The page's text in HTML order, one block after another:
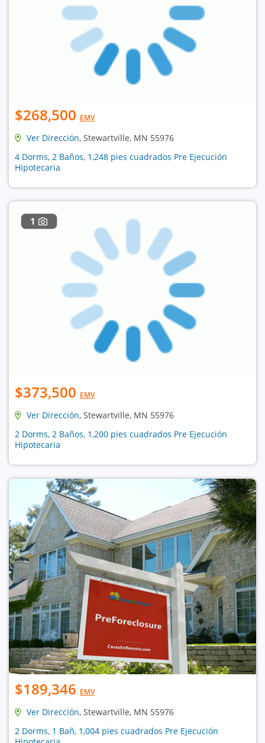
$268,500 EMV
Ver Dirección, Stewartville, MN 55976
4 Dorms, 2 Baños, 1,248 pies cuadrados Pre Ejecución
Hipotecaria
1
$373,500 EMV
Ver Dirección, Stewartville, MN 55976
2 Dorms, 2 Baños, 1,200 pies cuadrados Pre Ejecución
Hipotecaria
$189,346 EMV
Ver Dirección, Stewartville, MN 55976
2 Dorms, 1 Bañ, 1,004 pies cuadrados Pre Ejecución